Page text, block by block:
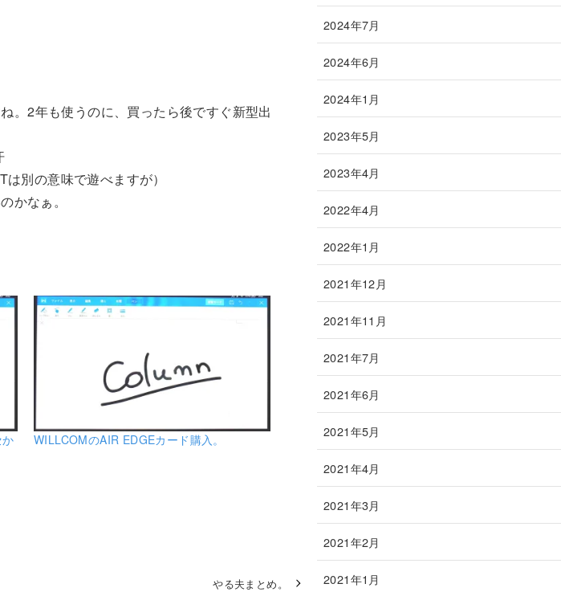
。2年も使うのに、買ったら後ですぐ新型出
別の意味で遊べますが）
かなぁ。
WILLCOMのAIR EDGEカード購入。
やる夫まとめ。
2024年7月
2024年6月
2024年1月
2023年5月
2023年4月
2022年4月
2022年1月
2021年12月
2021年11月
2021年7月
2021年6月
2021年5月
2021年4月
2021年3月
2021年2月
2021年1月